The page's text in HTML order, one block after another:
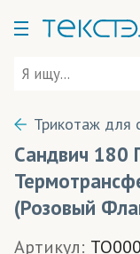
Трикотаж для
Сандвич 180
(Розовый
Артикул: